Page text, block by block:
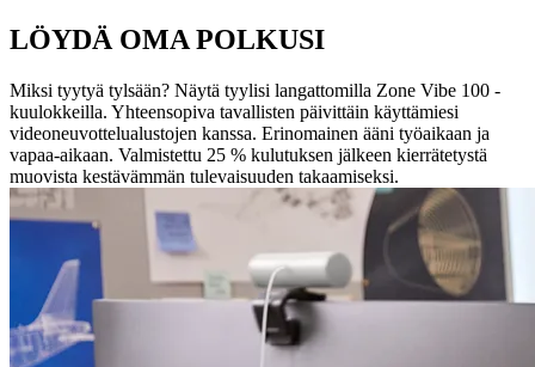
LÖYDÄ OMA POLKUSI
Miksi tyytyä tylsään? Näytä tyylisi langattomilla Zone Vibe 100 -
kuulokkeilla. Yhteensopiva tavallisten päivittäin käyttämiesi
videoneuvottelualustojen kanssa. Erinomainen ääni työaikaan ja
vapaa-aikaan. Valmistettu 25 % kulutuksen jälkeen kierrätetystä
muovista kestävämmän tulevaisuuden takaamiseksi.